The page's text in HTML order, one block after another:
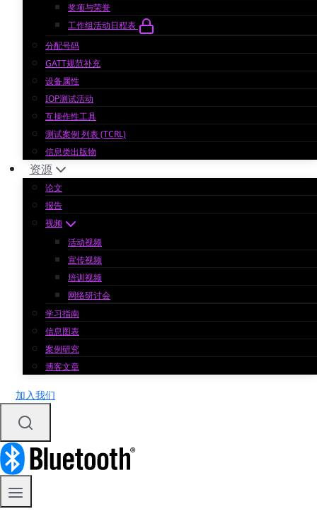
奖项与荣誉
工作组活动日程表
分配号码
GATT规范补充
设备属性
IOP测试活动
互操作性工具
测试案例 列表 (TCRL)
信息类出版物
资源
论文
报告
视频
活动视频
宣传视频
培训视频
网络研讨会
学习指南
信息图表
案例研究
博客文章
加入我们